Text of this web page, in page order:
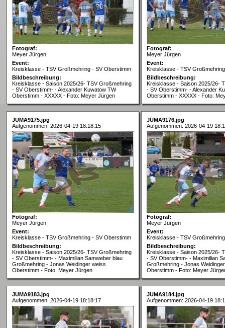
Fotograf:
Meyer Jürgen
Event:
Kreisklasse - TSV Großmehring - SV Oberstimm
Bildbeschreibung:
Kreisklasse - Saison 2025/26- TSV Großmehring
- SV Oberstimm- - Alexander Kuwatow TW
Oberstimm - XXXXX - Foto: Meyer Jürgen
Fotograf:
Meyer Jürgen
Event:
Kreisklasse - TSV
Bildbeschreibung:
Kreisklasse - Saison 2025/26-
- SV Oberstimm- - Alexander
Oberstimm - XXXXX - Foto:
JUMA9175.jpg
Aufgenommen: 2026-04-19 18:18:15
Fotograf:
Meyer Jürgen
Event:
Kreisklasse - TSV Großmehring - SV Oberstimm
Bildbeschreibung:
Kreisklasse - Saison 2025/26- TSV Großmehring
- SV Oberstimm- - Maximilian Samweber blau
Großmehring - Jonas Weidinger weiss
Oberstimm - Foto: Meyer Jürgen
JUMA9176.jpg
Aufgenommen: 2026-04-19
Fotograf:
Meyer Jürgen
Event:
Kreisklasse - TSV
Bildbeschreibung:
Kreisklasse - Saison 2025/26-
- SV Oberstimm- - Maximilian
Großmehring - Jonas
Oberstimm - Foto: Meyer
JUMA9183.jpg
Aufgenommen: 2026-04-19 18:18:17
JUMA9184.jpg
Aufgenommen: 2026-04-19